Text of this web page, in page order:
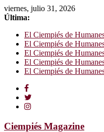
viernes, julio 31, 2026
Última:
El Ciempiés de
El Ciempiés de
El Ciempiés de
El Ciempiés de
El Ciempiés de
Ciempiés Magazine